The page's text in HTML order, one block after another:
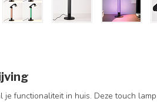
je functionaliteit in huis. Deze touch